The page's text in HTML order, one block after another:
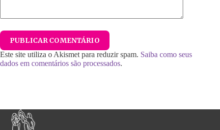
PUBLICAR COMENTÁRIO
Este site utiliza o Akismet para reduzir spam. Saiba como seus
dados em comentários são processados.